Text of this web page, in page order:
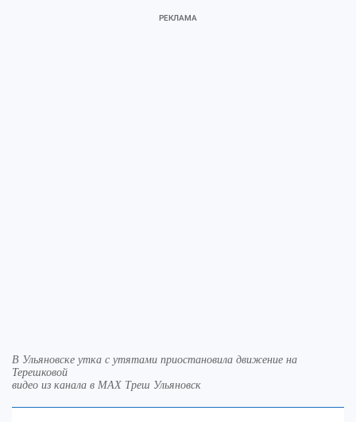
В Ульяновске утка с утятами приостановила движение на
Терешковой
видео из канала в МАХ Треш Ульяновск